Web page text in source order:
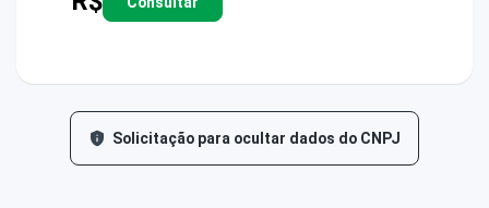
Solicitação para ocultar dados do CNPJ